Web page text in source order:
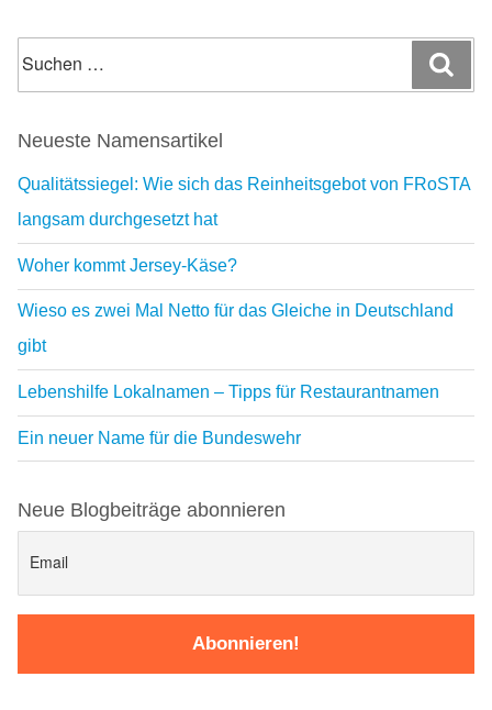
Neueste Namensartikel
Qualitätssiegel: Wie sich das Reinheitsgebot von FRoSTA
langsam durchgesetzt hat
Woher kommt Jersey-Käse?
Wieso es zwei Mal Netto für das Gleiche in Deutschland
gibt
Lebenshilfe Lokalnamen – Tipps für Restaurantnamen
Ein neuer Name für die Bundeswehr
Neue Blogbeiträge abonnieren